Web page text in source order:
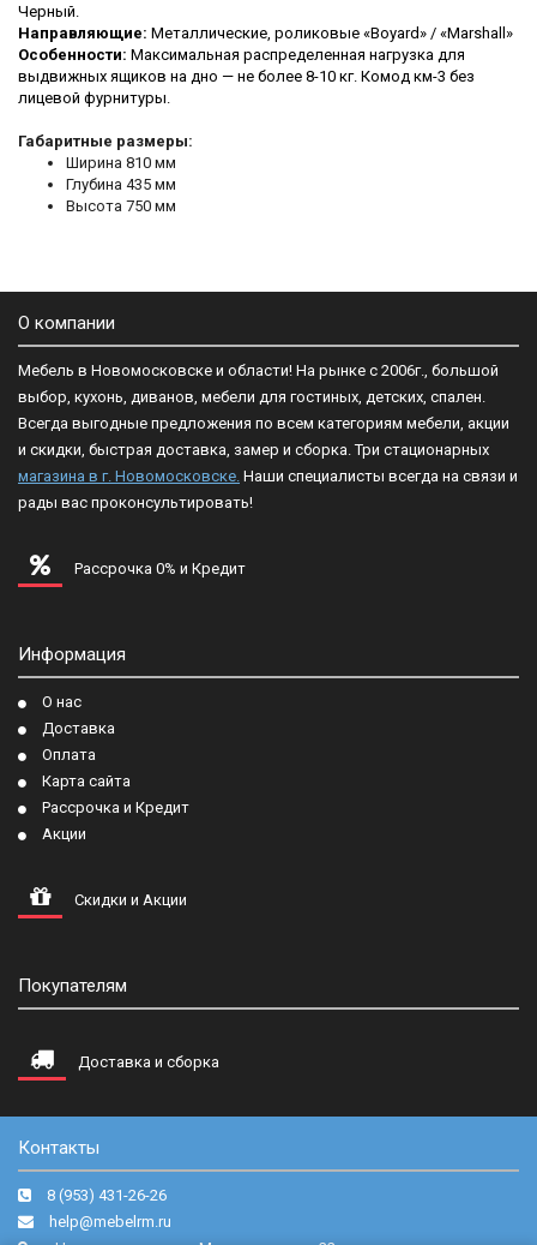
Черный.
Направляющие: Металлические, роликовые «Boyard» / «Marshall»
Особенности: Максимальная распределенная нагрузка для
выдвижных ящиков на дно — не более 8-10 кг. Комод км-3 без
лицевой фурнитуры.
Габаритные размеры:
Ширина 810 мм
Глубина 435 мм
Высота 750 мм
О компании
Мебель в Новомосковске и области! На рынке с 2006г., большой
выбор, кухонь, диванов, мебели для гостиных, детских, спален.
Всегда выгодные предложения по всем категориям мебели, акции
и скидки, быстрая доставка, замер и сборка. Три стационарных
магазина в г. Новомосковске. Наши специалисты всегда на связи и
рады вас проконсультировать!
Рассрочка 0% и Кредит
Информация
О нас
Доставка
Оплата
Карта сайта
Рассрочка и Кредит
Акции
Скидки и Акции
Покупателям
Доставка и сборка
Контакты
8 (953) 431-26-26
help@mebelrm.ru